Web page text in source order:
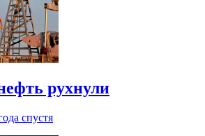
рухнули
спустя